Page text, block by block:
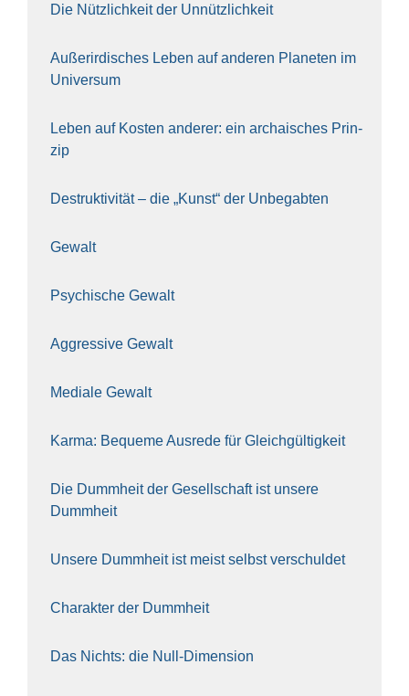
Die Nütz­lich­keit der Unnütz­lich­keit
Außer­ir­di­sches Leben auf ande­ren Pla­ne­ten im
Uni­ver­sum
Leben auf Kos­ten ande­rer: ein archai­sches Prin­
zip
Destruk­ti­vi­tät – die „Kunst“ der Unbe­gab­ten
Gewalt
Psy­chi­sche Gewalt
Aggres­si­ve Gewalt
Media­le Gewalt
Kar­ma: Beque­me Aus­re­de für Gleich­gül­tig­keit
Die Dumm­heit der Gesell­schaft ist unse­re
Dumm­heit
Unse­re Dumm­heit ist meist selbst ver­schul­det
Cha­rak­ter der Dumm­heit
Das Nichts: die Null-Dimen­si­on